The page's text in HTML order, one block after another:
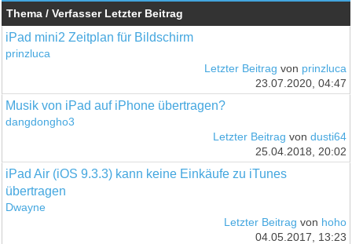
Thema / Verfasser Letzter Beitrag
iPad mini2 Zeitplan für Bildschirm
prinzluca
Letzter Beitrag von prinzluca
23.07.2020, 04:47
Musik von iPad auf iPhone übertragen?
dangdongho3
Letzter Beitrag von dusti64
25.04.2018, 20:02
iPad Air (iOS 9.3.3) kann keine Einkäufe zu iTunes
übertragen
Dwayne
Letzter Beitrag von hoho
04.05.2017, 13:23